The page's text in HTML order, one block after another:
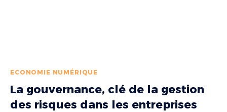
ECONOMIE NUMÉRIQUE
La gouvernance, clé de la gestion
des risques dans les entreprises